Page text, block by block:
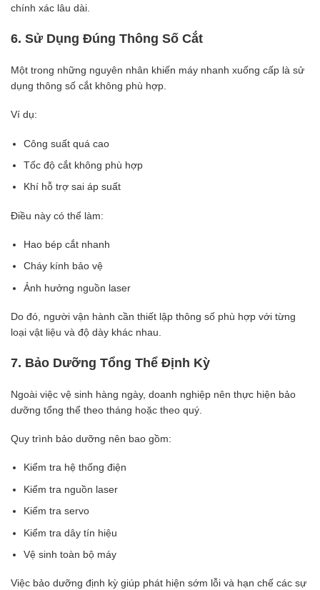
chính xác lâu dài.
6. Sử Dụng Đúng Thông Số Cắt
Một trong những nguyên nhân khiến máy nhanh xuống cấp là sử
dụng thông số cắt không phù hợp.
Ví dụ:
Công suất quá cao
Tốc độ cắt không phù hợp
Khí hỗ trợ sai áp suất
Điều này có thể làm:
Hao bép cắt nhanh
Cháy kính bảo vệ
Ảnh hưởng nguồn laser
Do đó, người vận hành cần thiết lập thông số phù hợp với từng
loại vật liệu và độ dày khác nhau.
7. Bảo Dưỡng Tổng Thể Định Kỳ
Ngoài việc vệ sinh hàng ngày, doanh nghiệp nên thực hiện bảo
dưỡng tổng thể theo tháng hoặc theo quý.
Quy trình bảo dưỡng nên bao gồm:
Kiểm tra hệ thống điện
Kiểm tra nguồn laser
Kiểm tra servo
Kiểm tra dây tín hiệu
Vệ sinh toàn bộ máy
Việc bảo dưỡng định kỳ giúp phát hiện sớm lỗi và hạn chế các sự